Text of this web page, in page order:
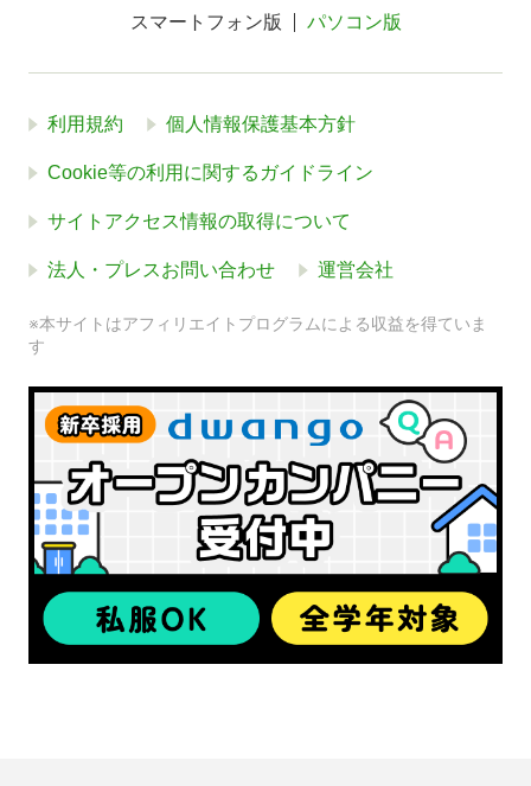
スマートフォン版 パソコン版
利用規約 個人情報保護基本方針
Cookie等の利用に関するガイドライン
サイトアクセス情報の取得について
法人・プレスお問い合わせ 運営会社
※本サイトはアフィリエイトプログラムによる収益を得ていま
す